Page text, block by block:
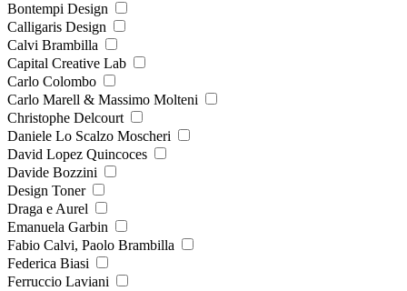
Bontempi Design
Calligaris Design
Calvi Brambilla
Capital Creative Lab
Carlo Colombo
Carlo Marell & Massimo Molteni
Christophe Delcourt
Daniele Lo Scalzo Moscheri
David Lopez Quincoces
Davide Bozzini
Design Toner
Draga e Aurel
Emanuela Garbin
Fabio Calvi, Paolo Brambilla
Federica Biasi
Ferruccio Laviani